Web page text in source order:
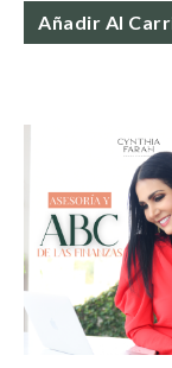
Añadir Al